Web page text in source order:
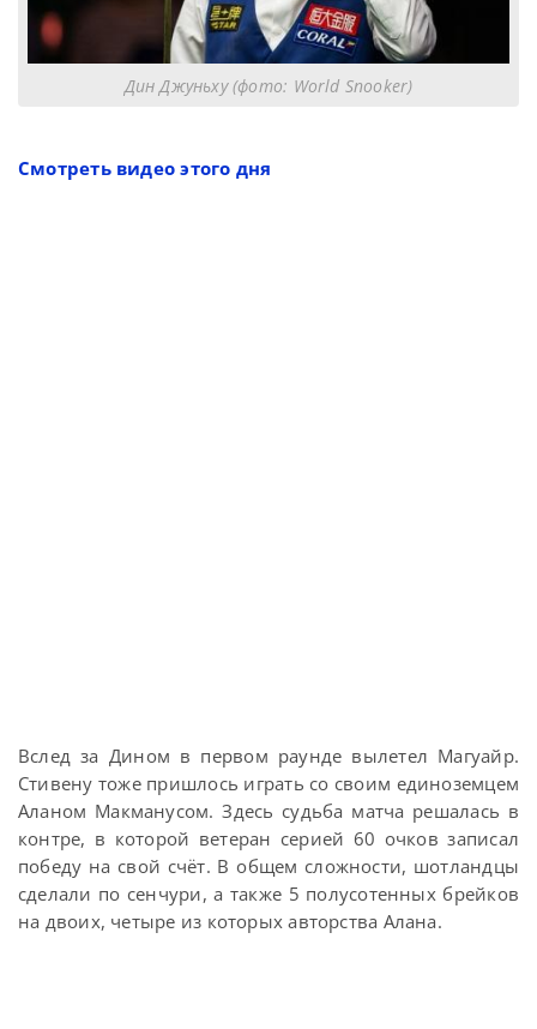
Дин Джуньху (фото: World Snooker)
Смотреть видео этого дня
Вслед за Дином в первом раунде вылетел Магуайр.
Стивену тоже пришлось играть со своим единоземцем
Аланом Макманусом. Здесь судьба матча решалась в
контре, в которой ветеран серией 60 очков записал
победу на свой счёт. В общем сложности, шотландцы
сделали по сенчури, а также 5 полусотенных брейков
на двоих, четыре из которых авторства Алана.